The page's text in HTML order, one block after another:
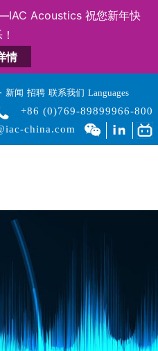
Acoustics 祝您新年快
情
新闻 招聘 联系我们 Languages
+86 (0)769-89899966-800
china.com